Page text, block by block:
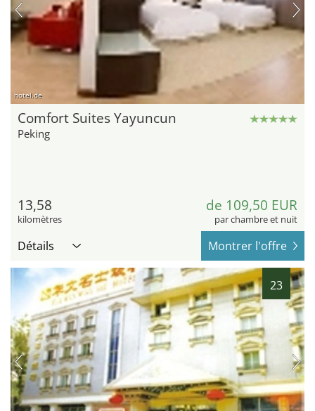
hotel.de
Comfort Suites Yayuncun
Peking
13,58
kilomètres
de 109,50 EUR
par chambre et nuit
Détails Montrer l'offre
23